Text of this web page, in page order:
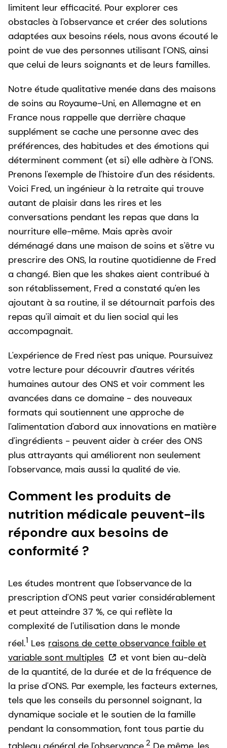
limitent leur efficacité. Pour explorer ces
obstacles à l'observance et créer des solutions
adaptées aux besoins réels, nous avons écouté le
point de vue des personnes utilisant l'ONS, ainsi
que celui de leurs soignants et de leurs familles.
Notre étude qualitative menée dans des maisons
de soins au Royaume-Uni, en Allemagne et en
France nous rappelle que derrière chaque
supplément se cache une personne avec des
préférences, des habitudes et des émotions qui
déterminent comment (et si) elle adhère à l'ONS.
Prenons l'exemple de l'histoire d'un des résidents.
Voici Fred, un ingénieur à la retraite qui trouve
autant de plaisir dans les rires et les
conversations pendant les repas que dans la
nourriture elle-même. Mais après avoir
déménagé dans une maison de soins et s'être vu
prescrire des ONS, la routine quotidienne de Fred
a changé. Bien que les shakes aient contribué à
son rétablissement, Fred a constaté qu'en les
ajoutant à sa routine, il se détournait parfois des
repas qu'il aimait et du lien social qui les
accompagnait.
L'expérience de Fred n'est pas unique. Poursuivez
votre lecture pour découvrir d'autres vérités
humaines autour des ONS et voir comment les
avancées dans ce domaine - des nouveaux
formats qui soutiennent une approche de
l'alimentation d'abord aux innovations en matière
d'ingrédients - peuvent aider à créer des ONS
plus attrayants qui améliorent non seulement
l'observance, mais aussi la qualité de vie.
Comment les produits de
nutrition médicale peuvent-ils
répondre aux besoins de
conformité ?
Les études montrent que l'observancede la
prescription d'ONS peut varier considérablement
et peut atteindre 37 %, ce qui reflète la
complexité de l'utilisation dans le monde
réel.1 Les raisons de cette observance faible et
variable sont multiples
et vont bien au-delà
de la quantité, de la durée et de la fréquence de
la prise d'ONS. Par exemple, les facteurs externes,
tels que les conseils du personnel soignant, la
dynamique sociale et le soutien de la famille
pendant la consommation, font tous partie du
2